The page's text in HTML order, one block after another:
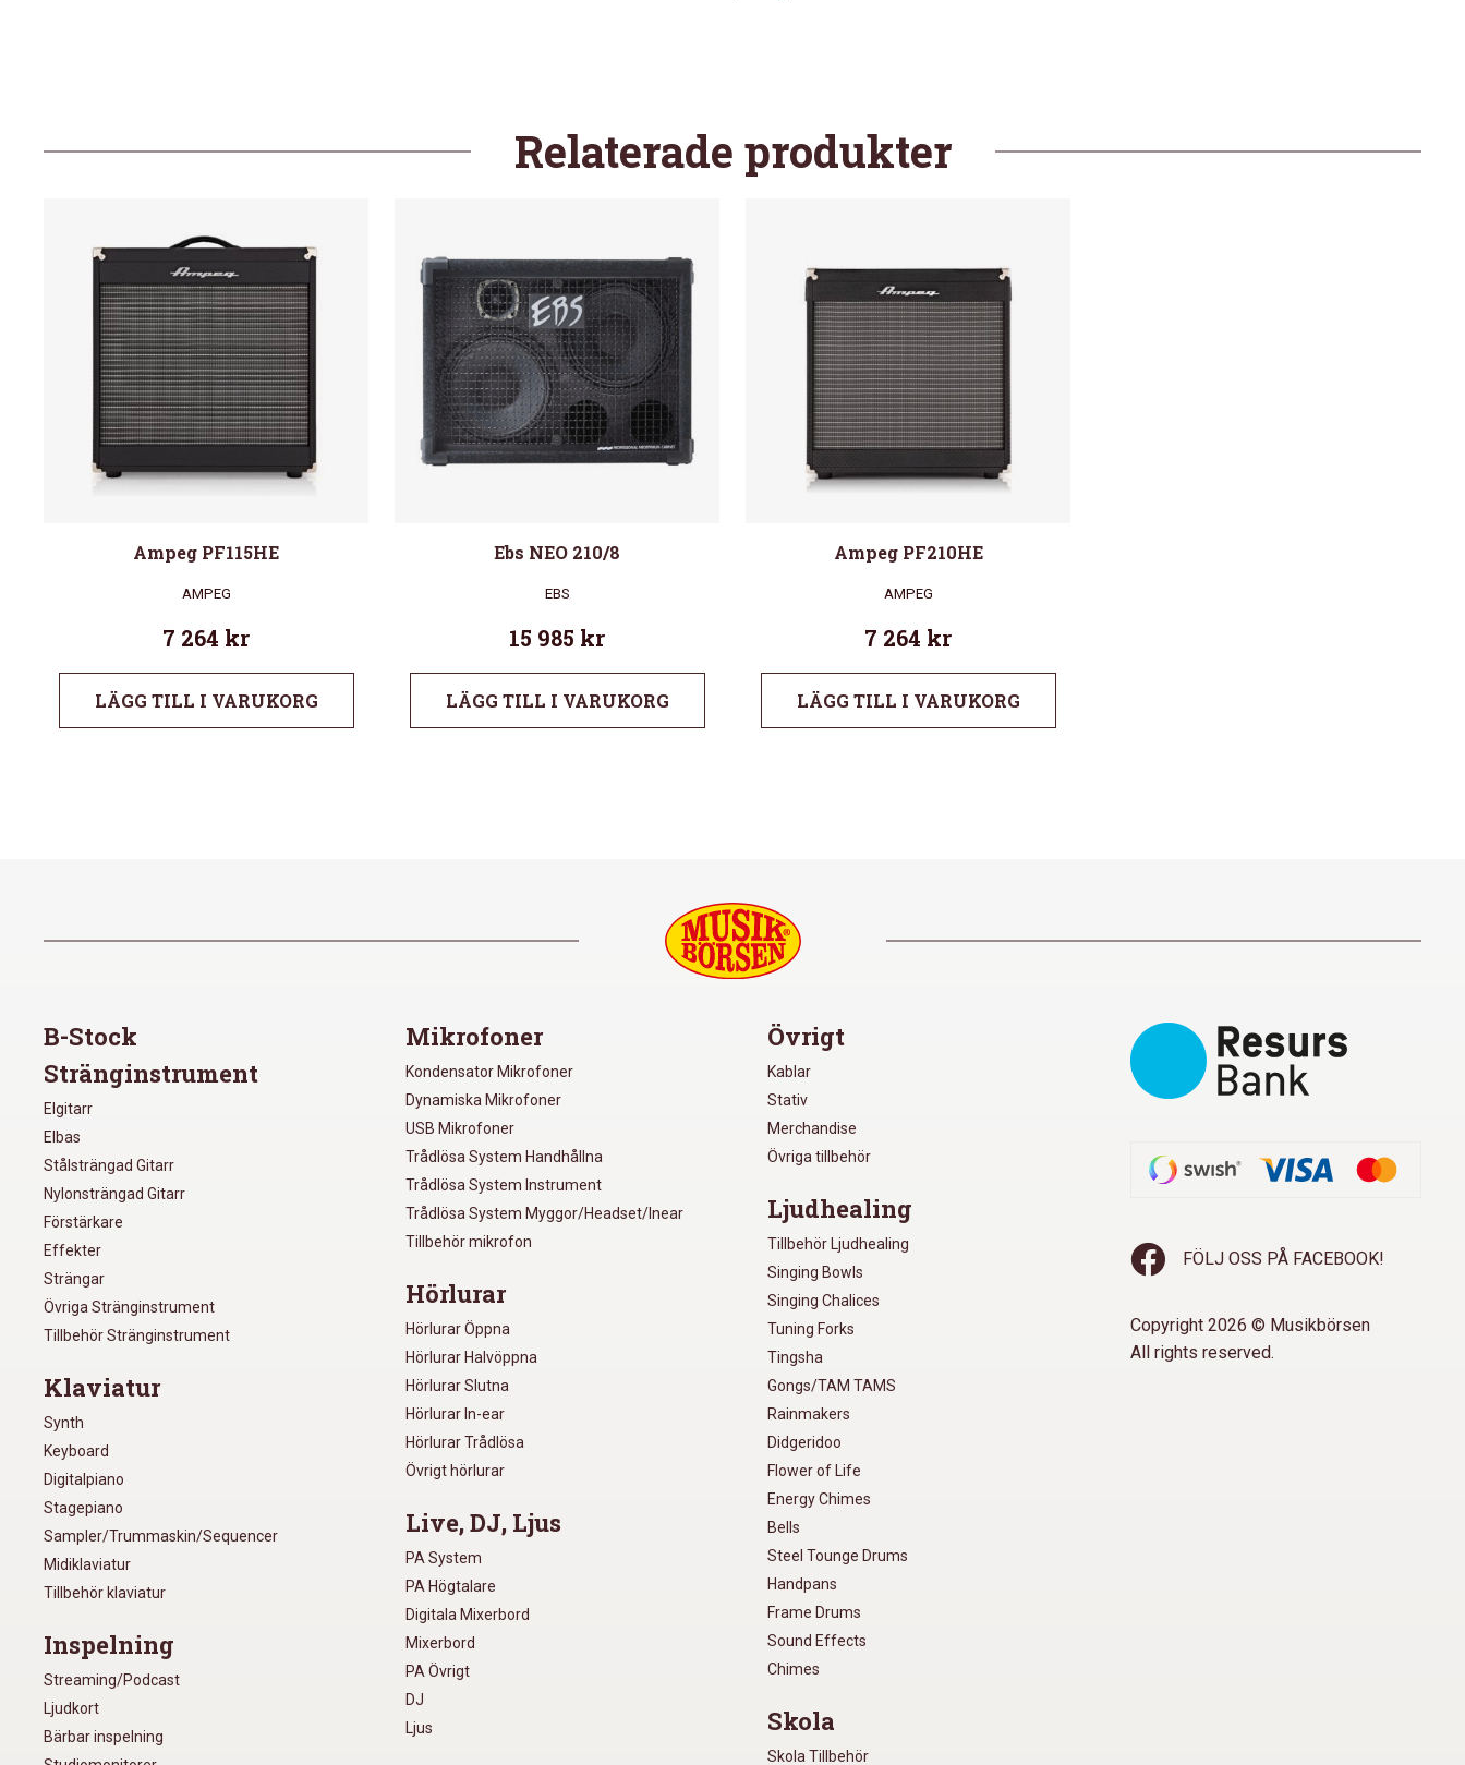
Relaterade produkter
Ampeg PF115HE
AMPEG
7 264 kr
LÄGG TILL I VARUKORG
Ebs NEO 210/8
EBS
15 985 kr
LÄGG TILL I VARUKORG
Ampeg PF210HE
AMPEG
7 264 kr
LÄGG TILL I VARUKORG
B-Stock
Stränginstrument
Elgitarr
Elbas
Stålsträngad Gitarr
Nylonsträngad Gitarr
Förstärkare
Effekter
Strängar
Övriga Stränginstrument
Tillbehör Stränginstrument
Klaviatur
Synth
Keyboard
Digitalpiano
Stagepiano
Sampler/Trummaskin/Sequencer
Midiklaviatur
Tillbehör klaviatur
Inspelning
Streaming/Podcast
Ljudkort
Bärbar inspelning
Mikrofoner
Kondensator Mikrofoner
Dynamiska Mikrofoner
USB Mikrofoner
Trådlösa System Handhållna
Trådlösa System Instrument
Trådlösa System Myggor/Headset/Inear
Tillbehör mikrofon
Hörlurar
Hörlurar Öppna
Hörlurar Halvöppna
Hörlurar Slutna
Hörlurar In-ear
Hörlurar Trådlösa
Övrigt hörlurar
Live, DJ, Ljus
PA System
PA Högtalare
Digitala Mixerbord
Mixerbord
PA Övrigt
DJ
Ljus
Övrigt
Kablar
Stativ
Merchandise
Övriga tillbehör
Ljudhealing
Tillbehör Ljudhealing
Singing Bowls
Singing Chalices
Tuning Forks
Tingsha
Gongs/TAM TAMS
Rainmakers
Didgeridoo
Flower of Life
Energy Chimes
Bells
Steel Tounge Drums
Handpans
Frame Drums
Sound Effects
Chimes
Skola
Skola Tillbehör
FÖLJ OSS PÅ FACEBOOK!
Copyright 2026 © Musikbörsen
All rights reserved.